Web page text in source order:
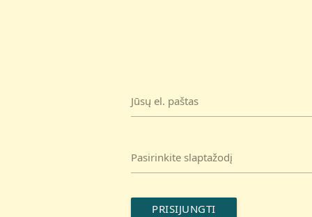
Jūsų el. paštas
Pasirinkite slaptažodį
PRISIJUNGTI